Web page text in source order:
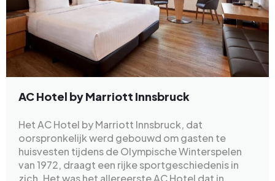
AC Hotel by Marriott Innsbruck
Het AC Hotel by Marriott Innsbruck, dat
oorspronkelijk werd gebouwd om gasten te
huisvesten tijdens de Olympische Winterspelen
van 1972, draagt een rijke sportgeschiedenis in
zich. Het was het allereerste AC Hotel dat in